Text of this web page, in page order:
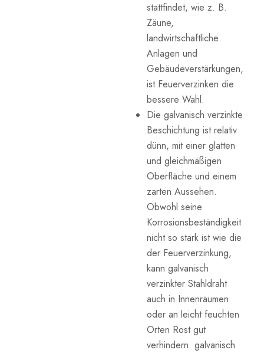
stattfindet, wie z. B.
Zäune,
landwirtschaftliche
Anlagen und
Gebäudeverstärkungen,
ist Feuerverzinken die
bessere Wahl.
Die galvanisch verzinkte
Beschichtung ist relativ
dünn, mit einer glatten
und gleichmäßigen
Oberfläche und einem
zarten Aussehen.
Obwohl seine
Korrosionsbeständigkeit
nicht so stark ist wie die
der Feuerverzinkung,
kann galvanisch
verzinkter Stahldraht
auch in Innenräumen
oder an leicht feuchten
Orten Rost gut
verhindern. galvanisch